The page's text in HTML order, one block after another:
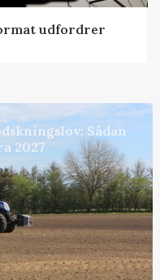
udfordrer
Sådan
2027